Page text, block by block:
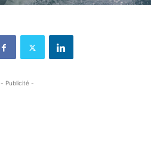
- Publicité -